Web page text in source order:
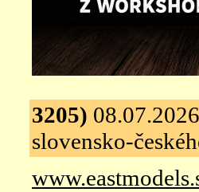
3205)
slovensko-